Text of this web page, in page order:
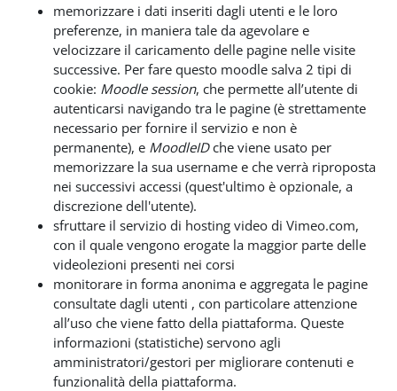
memorizzare i dati inseriti dagli utenti e le loro
preferenze, in maniera tale da agevolare e
velocizzare il caricamento delle pagine nelle visite
successive. Per fare questo moodle salva 2 tipi di
cookie: Moodle session, che permette all’utente di
autenticarsi navigando tra le pagine (è strettamente
necessario per fornire il servizio e non è
permanente), e MoodleIDche viene usato per
memorizzare la sua username e che verrà riproposta
nei successivi accessi (quest'ultimo è opzionale, a
discrezione dell'utente).
sfruttare il servizio di hosting video di Vimeo.com,
con il quale vengono erogate la maggior parte delle
videolezioni presenti nei corsi
monitorare in forma anonima e aggregata le pagine
consultate dagli utenti , con particolare attenzione
all’uso che viene fatto della piattaforma. Queste
informazioni (statistiche) servono agli
amministratori/gestori per migliorare contenuti e
funzionalità della piattaforma.